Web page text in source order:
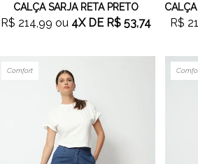
CALÇA SARJA RETA PRETO
R$ 214,99 ou 4XDE R$ 53,74 R$
Comfort